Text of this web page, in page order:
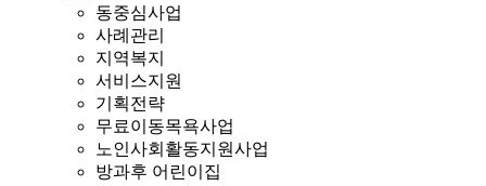
동중심사업
사례관리
지역복지
서비스지원
기획전략
무료이동목욕사업
노인사회활동지원사업
방과후 어린이집